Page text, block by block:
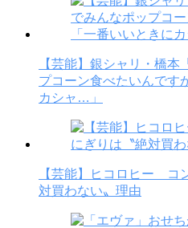
【芸能】銀シャリ・橋
プコーン食べたいんです
カシャ…」
【芸能】ヒコロヒー コ
対買わない〟理由